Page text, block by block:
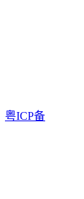
粤ICP备